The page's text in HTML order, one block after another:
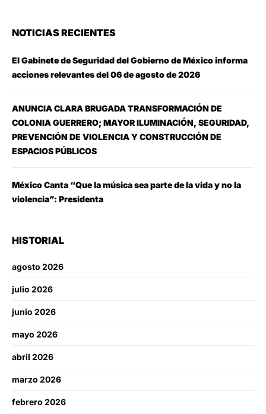
NOTICIAS RECIENTES
El Gabinete de Seguridad del Gobierno de México informa
acciones relevantes del 06 de agosto de 2026
ANUNCIA CLARA BRUGADA TRANSFORMACIÓN DE
COLONIA GUERRERO; MAYOR ILUMINACIÓN, SEGURIDAD,
PREVENCIÓN DE VIOLENCIA Y CONSTRUCCIÓN DE
ESPACIOS PÚBLICOS
México Canta “Que la música sea parte de la vida y no la
violencia”: Presidenta
HISTORIAL
agosto 2026
julio 2026
junio 2026
mayo 2026
abril 2026
marzo 2026
febrero 2026